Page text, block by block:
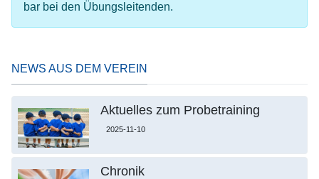
bar bei den Übungsleitenden.
NEWS AUS DEM VEREIN
Aktuelles zum Probetraining
2025-11-10
Chronik